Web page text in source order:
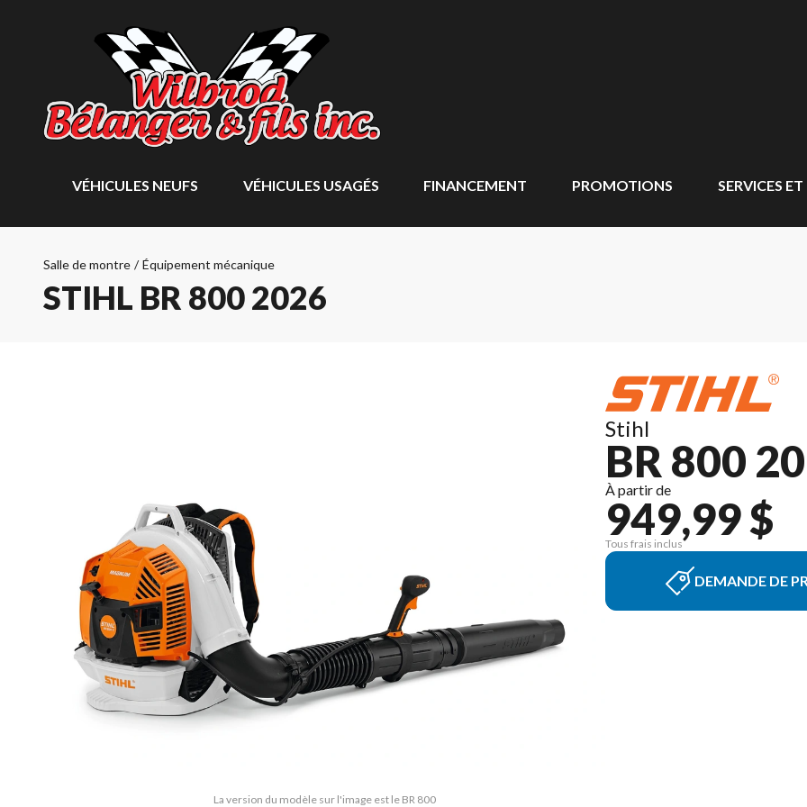
VÉHICULES NEUFS VÉHICULES USAGÉS FINANCEMENT PROMOTIONS SERVICES ET
Salle de montre / Équipement mécanique
STIHL BR 800 2026
La version du modèle sur l'image est le BR 800
Stihl
BR 800
À partir de
949,99 $
Tous frais inclus
DEMANDE DE